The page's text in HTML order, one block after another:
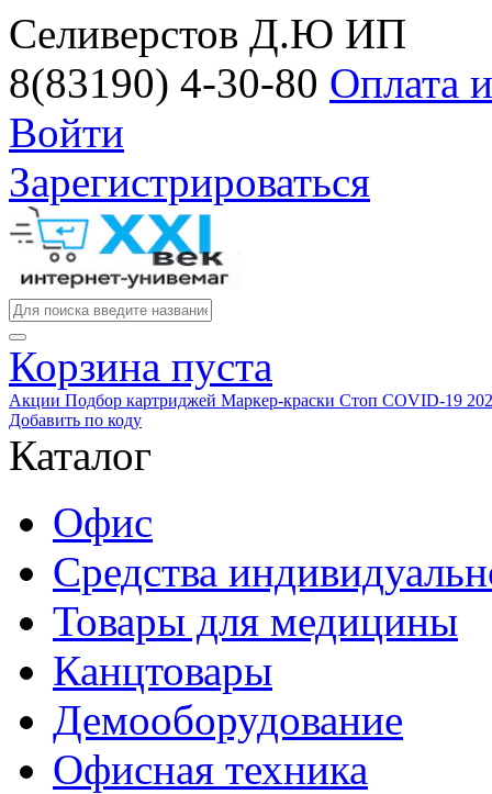
Селиверстов Д.Ю ИП
8(83190) 4-30-80 Оплата
Войти
Зарегистрироваться
Корзина пуста
Акции Подбор картриджей Маркер-краски Стоп COVID-19
Добавить по коду
Каталог
Офис
Средства
Товары для медицины
Канцтовары
Демооборудование
Офисная техника